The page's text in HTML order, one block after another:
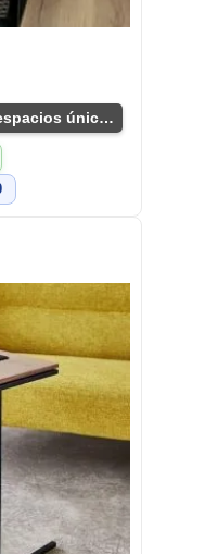
Mesa auxiliar mixta para espacios únicos